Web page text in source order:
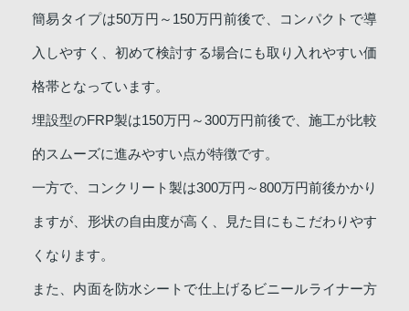
簡易タイプは50万円～150万円前後で、コンパクトで導
入しやすく、初めて検討する場合にも取り入れやすい価
格帯となっています。
埋設型のFRP製は150万円～300万円前後で、施工が比較
的スムーズに進みやすい点が特徴です。
一方で、コンクリート製は300万円～800万円前後かかり
ますが、形状の自由度が高く、見た目にもこだわりやす
くなります。
また、内面を防水シートで仕上げるビニールライナー方